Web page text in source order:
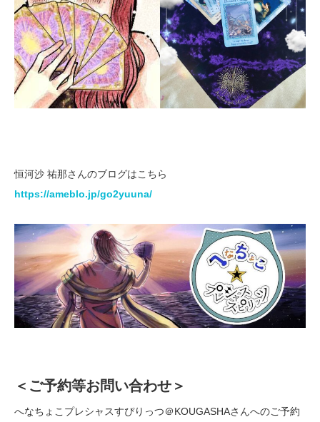
恒河沙 祐那さんのブログはこちら
https://ameblo.jp/go2yuuna/
＜ご予約等お問い合わせ＞
へなちょこプレシャスすぴりっつ＠KOUGASHAさんへのご予約